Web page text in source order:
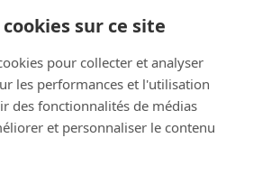
sur ce site
pour collecter et analyser
les performances et l'utilisation
des fonctionnalités de médias
et personnaliser le contenu